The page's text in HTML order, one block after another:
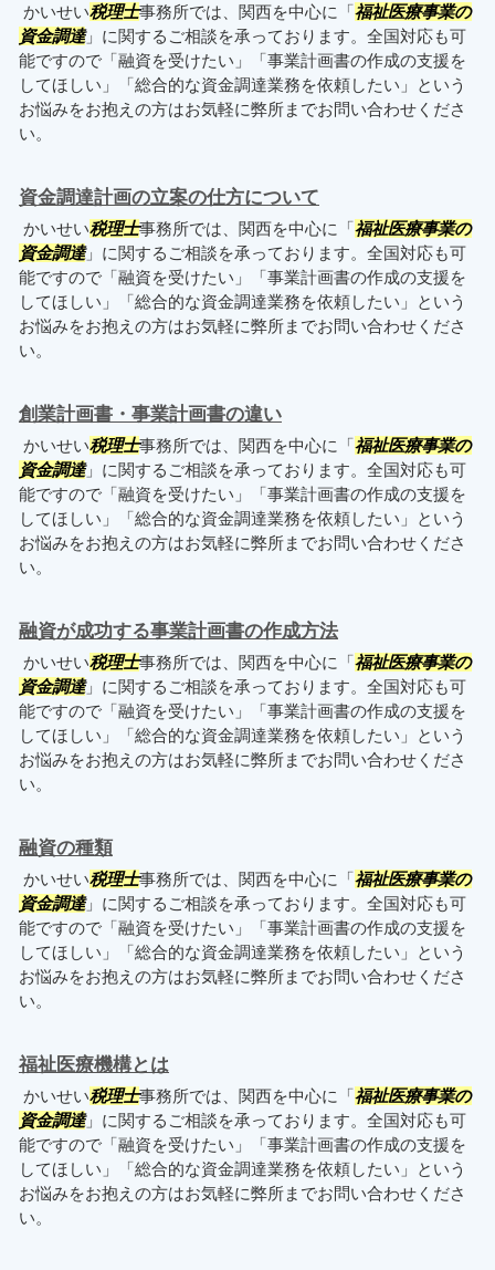
かいせい税理士事務所では、関西を中心に「福祉医療事業の
資金調達」に関するご相談を承っております。全国対応も可
能ですので「融資を受けたい」「事業計画書の作成の支援を
してほしい」「総合的な資金調達業務を依頼したい」という
お悩みをお抱えの方はお気軽に弊所までお問い合わせくださ
い。
資金調達計画の立案の仕方について
かいせい税理士事務所では、関西を中心に「福祉医療事業の
資金調達」に関するご相談を承っております。全国対応も可
能ですので「融資を受けたい」「事業計画書の作成の支援を
してほしい」「総合的な資金調達業務を依頼したい」という
お悩みをお抱えの方はお気軽に弊所までお問い合わせくださ
い。
創業計画書・事業計画書の違い
かいせい税理士事務所では、関西を中心に「福祉医療事業の
資金調達」に関するご相談を承っております。全国対応も可
能ですので「融資を受けたい」「事業計画書の作成の支援を
してほしい」「総合的な資金調達業務を依頼したい」という
お悩みをお抱えの方はお気軽に弊所までお問い合わせくださ
い。
融資が成功する事業計画書の作成方法
かいせい税理士事務所では、関西を中心に「福祉医療事業の
資金調達」に関するご相談を承っております。全国対応も可
能ですので「融資を受けたい」「事業計画書の作成の支援を
してほしい」「総合的な資金調達業務を依頼したい」という
お悩みをお抱えの方はお気軽に弊所までお問い合わせくださ
い。
融資の種類
かいせい税理士事務所では、関西を中心に「福祉医療事業の
資金調達」に関するご相談を承っております。全国対応も可
能ですので「融資を受けたい」「事業計画書の作成の支援を
してほしい」「総合的な資金調達業務を依頼したい」という
お悩みをお抱えの方はお気軽に弊所までお問い合わせくださ
い。
福祉医療機構とは
かいせい税理士事務所では、関西を中心に「福祉医療事業の
資金調達」に関するご相談を承っております。全国対応も可
能ですので「融資を受けたい」「事業計画書の作成の支援を
してほしい」「総合的な資金調達業務を依頼したい」という
お悩みをお抱えの方はお気軽に弊所までお問い合わせくださ
い。